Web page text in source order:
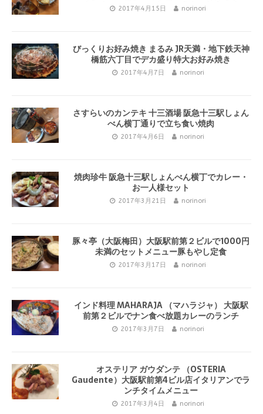
2017年4月15日 norinori
びっくりお好み焼き まるみ JR天満・地下鉄天神
橋筋六丁目でデカ盛り特大お好み焼き
2017年4月7日 norinori
さすらいのカンテキ 十三酒場 阪急十三駅しょん
べん横丁通りで立ち食い焼肉
2017年4月6日 norinori
焼肉珍牛 阪急十三駅しょんべん横丁でカレー・
お一人様セット
2017年3月21日 norinori
豚々亭（大阪梅田）大阪駅前第２ビルで1000円
未満のセットメニュー豚もやし定食
2017年3月17日 norinori
インド料理 MAHARAJA （マハラジャ） 大阪駅
前第２ビルでナン食べ放題カレーのランチ
2017年3月7日 norinori
オステリア ガウダンテ （OSTERIA
Gaudente）大阪駅前第4ビル店イタリアンでラ
ンチタイムメニュー
2017年3月4日 norinori